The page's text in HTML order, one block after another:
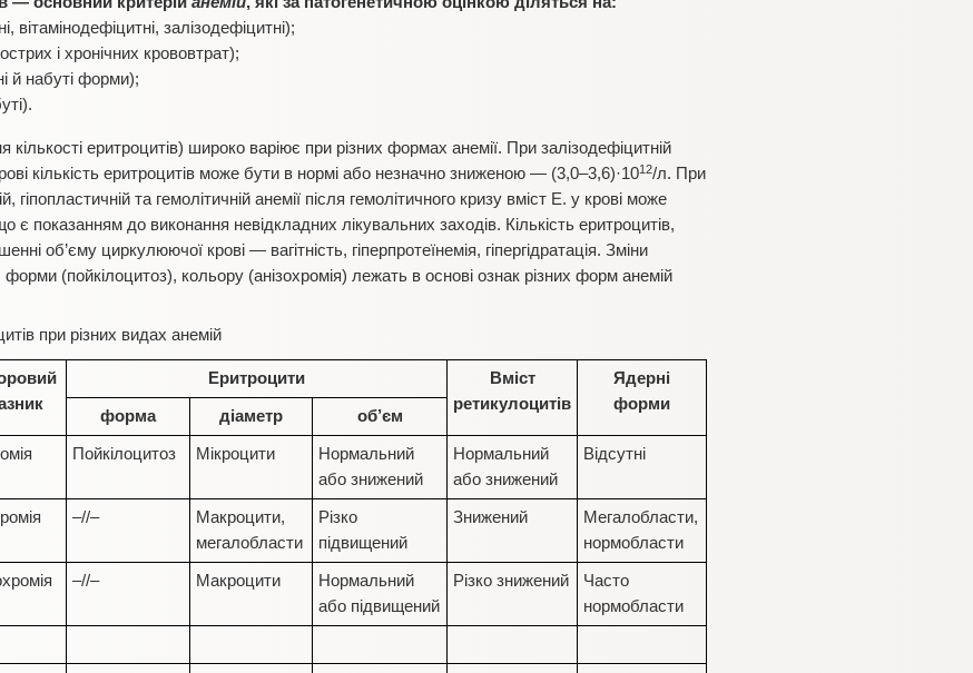
вітамінодефіцитні, залізодефіцитні);
і хронічних крововтрат);
й набуті форми);
кількості еритроцитів) широко варіює при різних формах анемії. При залізодефіцитній
кількість еритроцитів може бути в нормі або незначно зниженою — (3,0–3,6)·1012/л. При
гіпопластичній та гемолітичній анемії після гемолітичного кризу вміст Е. у крові може
є показанням до виконання невідкладних лікувальних заходів. Кількість еритроцитів,
об’єму циркулюючої крові — вагітність, гіперпротеїнемія, гіпергідратація. Зміни
форми (пойкілоцитоз), кольору (анізохромія) лежать в основі ознак різних форм анемій
при різних видах анемій
Еритроцити
Вміст
ретикулоцитів
Ядерні
форми
форма діаметр об’єм
Пойкілоцитоз Мікроцити
Нормальний
або знижений
Нормальний
або знижений
Відсутні
–//–
Макроцити,
мегалобласти
Різко
підвищений
Знижений
Мегалобласти,
нормобласти
–//– Макроцити
Нормальний
або підвищений
Різко знижений
Часто
нормобласти